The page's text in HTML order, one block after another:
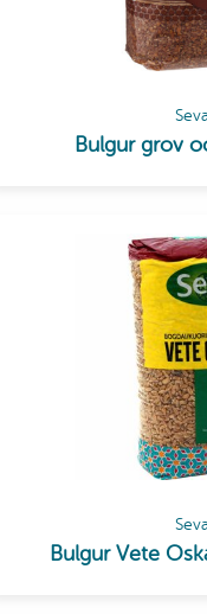
Bulgur grov
Bulgur Vete